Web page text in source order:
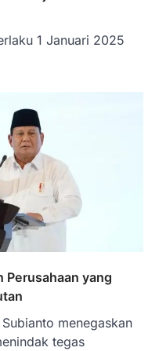
1 Januari 2025
Perusahaan yang
menegaskan
tegas